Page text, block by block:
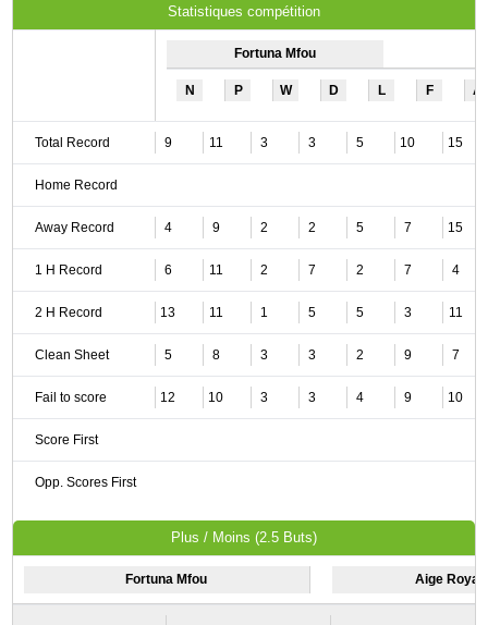
Statistiques compétition
Fortuna Mfou
N P W D L F A
Total Record 9 11 3 3 5 10 15
Home Record
Away Record 4 9 2 2 5 7 15
1 H Record 6 11 2 7 2 7 4
2 H Record 13 11 1 5 5 3 11
Clean Sheet 5 8 3 3 2 9 7
Fail to score 12 10 3 3 4 9 10
Score First
Opp. Scores First
Plus / Moins (2.5 Buts)
Fortuna Mfou Aige Royal